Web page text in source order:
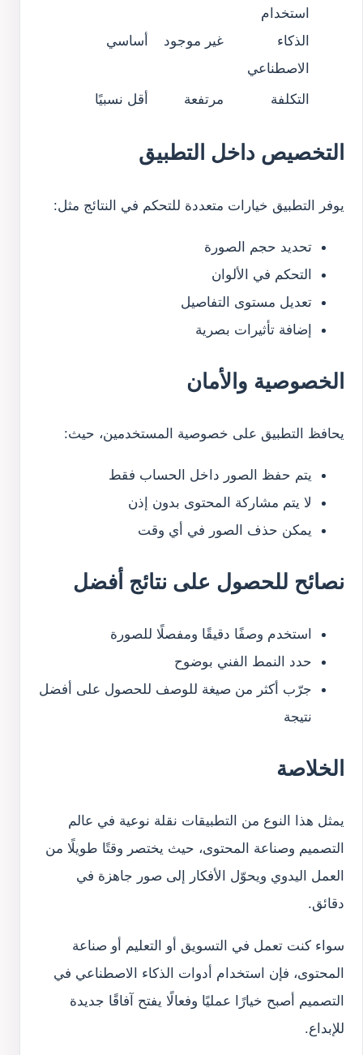
استخدام
الذكاء
الاصطناعي
غير موجود أساسي
التكلفة مرتفعة أقل نسبيًا
التخصيص داخل التطبيق
يوفر التطبيق خيارات متعددة للتحكم في النتائج مثل:
تحديد حجم الصورة
التحكم في الألوان
تعديل مستوى التفاصيل
إضافة تأثيرات بصرية
الخصوصية والأمان
يحافظ التطبيق على خصوصية المستخدمين، حيث:
يتم حفظ الصور داخل الحساب فقط
لا يتم مشاركة المحتوى بدون إذن
يمكن حذف الصور في أي وقت
نصائح للحصول على نتائج أفضل
استخدم وصفًا دقيقًا ومفصلًا للصورة
حدد النمط الفني بوضوح
جرّب أكثر من صيغة للوصف للحصول على أفضل
نتيجة
الخلاصة
يمثل هذا النوع من التطبيقات نقلة نوعية في عالم
التصميم وصناعة المحتوى، حيث يختصر وقتًا طويلًا من
العمل اليدوي ويحوّل الأفكار إلى صور جاهزة في
دقائق.
سواء كنت تعمل في التسويق أو التعليم أو صناعة
المحتوى، فإن استخدام أدوات الذكاء الاصطناعي في
التصميم أصبح خيارًا عمليًا وفعالًا يفتح آفاقًا جديدة
للإبداع.